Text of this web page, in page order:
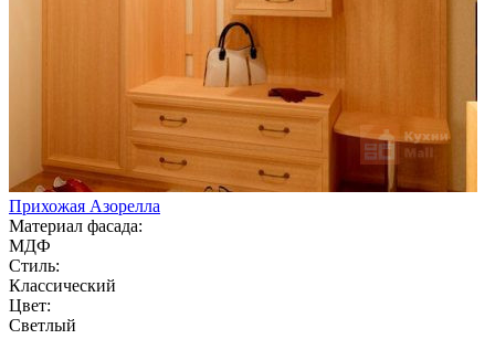
Прихожая Азорелла
Материал фасада:
МДФ
Стиль:
Классический
Цвет:
Светлый